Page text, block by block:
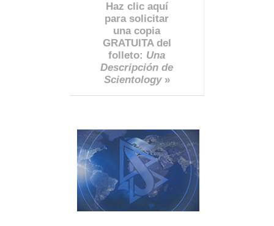
Haz clic aquí
para solicitar
una copia
GRATUITA del
folleto: Una
Descripción de
Scientology»